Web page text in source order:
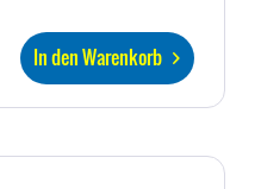
In den Warenkorb